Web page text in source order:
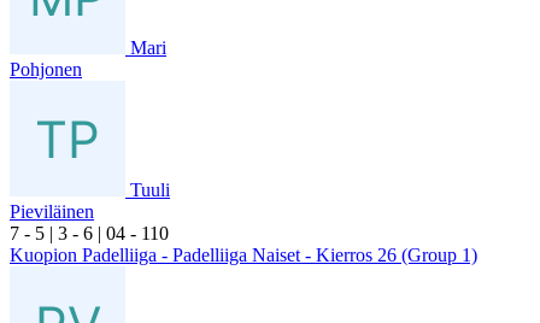
Mari
Pohjonen
Tuuli
Pieviläinen
7 - 5 | 3 - 6 | 04 - 110
Kuopion Padelliiga - Padelliiga Naiset - Kierros 26 (Group 1)